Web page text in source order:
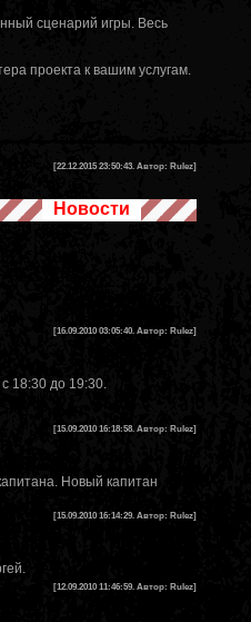
сценарий игры. Весь
проекта к вашим услугам.
[22.12.2015 23:50:43. Автор: Rulez]
Новости
[16.09.2010 03:05:40. Автор: Rulez]
18:30 до 19:30.
[15.09.2010 16:18:58. Автор: Rulez]
Новый капитан
[15.09.2010 16:14:29. Автор: Rulez]
[12.09.2010 11:46:59. Автор: Rulez]